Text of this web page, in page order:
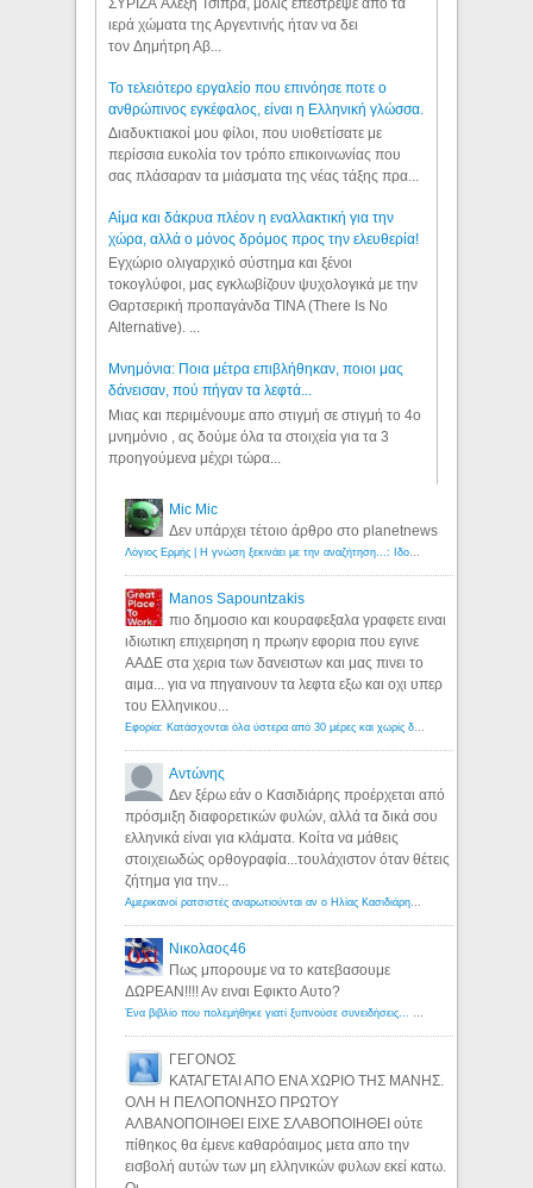
ΣΥΡΙΖΑ Αλέξη Τσίπρα, μόλις επέστρεψε από τα
ιερά χώματα της Αργεντινής ήταν να δει
τον Δημήτρη Αβ...
Το τελειότερο εργαλείο που επινόησε ποτε ο
ανθρώπινος εγκέφαλος, είναι η Ελληνική γλώσσα.
Διαδυκτιακοί μου φίλοι, που υιοθετίσατε με
περίσσια ευκολία τον τρόπο επικοινωνίας που
σας πλάσαραν τα μιάσματα της νέας τάξης πρα...
Αίμα και δάκρυα πλέον η εναλλακτική για την
χώρα, αλλά ο μόνος δρόμος προς την ελευθερία!
Εγχώριο ολιγαρχικό σύστημα και ξένοι
τοκογλύφοι, μας εγκλωβίζουν ψυχολογικά με την
Θαρτσερική προπαγάνδα TINA (There Is No
Alternative). ...
Μνημόνια: Ποια μέτρα επιβλήθηκαν, ποιοι μας
δάνεισαν, πού πήγαν τα λεφτά...
Μιας και περιμένουμε απο στιγμή σε στιγμή το 4ο
μνημόνιο , ας δούμε όλα τα στοιχεία για τα 3
προηγούμενα μέχρι τώρα...
Mic Mic
Δεν υπάρχει τέτοιο άρθρο στο planetnews
Manos Sapountzakis
πιο δημοσιο και κουραφεξαλα γραφετε ειναι
ιδιωτικη επιχειρηση η πρωην εφορια που εγινε
ΑΑΔΕ στα χερια των δανειστων και μας πινει το
αιμα... για να πηγαινουν τα λεφτα εξω και οχι υπερ
του Ελληνικου...
Αντώνης
Δεν ξέρω εάν ο Κασιδιάρης προέρχεται από
πρόσμιξη διαφορετικών φυλών, αλλά τα δικά σου
ελληνικά είναι για κλάματα. Κοίτα να μάθεις
στοιχειωδώς ορθογραφία...τουλάχιστον όταν θέτεις
ζήτημα για την...
Νικολαος46
Πως μπορουμε να το κατεβασουμε
ΔΩΡΕΑΝ!!!! Αν ειναι Εφικτο Αυτο?
ΓΕΓΟΝΟΣ
ΚΑΤΑΓΕΤΑΙ ΑΠΟ ΕΝΑ ΧΩΡΙΟ ΤΗΣ ΜΑΝΗΣ.
ΟΛΗ Η ΠΕΛΟΠΟΝΗΣΟ ΠΡΩΤΟΥ
ΑΛΒΑΝΟΠΟΙΗΘΕΙ ΕΙΧΕ ΣΛΑΒΟΠΟΙΗΘΕΙ ούτε
πίθηκος θα έμενε καθαρόαιμος μετα απο την
εισβολή αυτών των μη ελληνικών φυλων εκεί κατω.